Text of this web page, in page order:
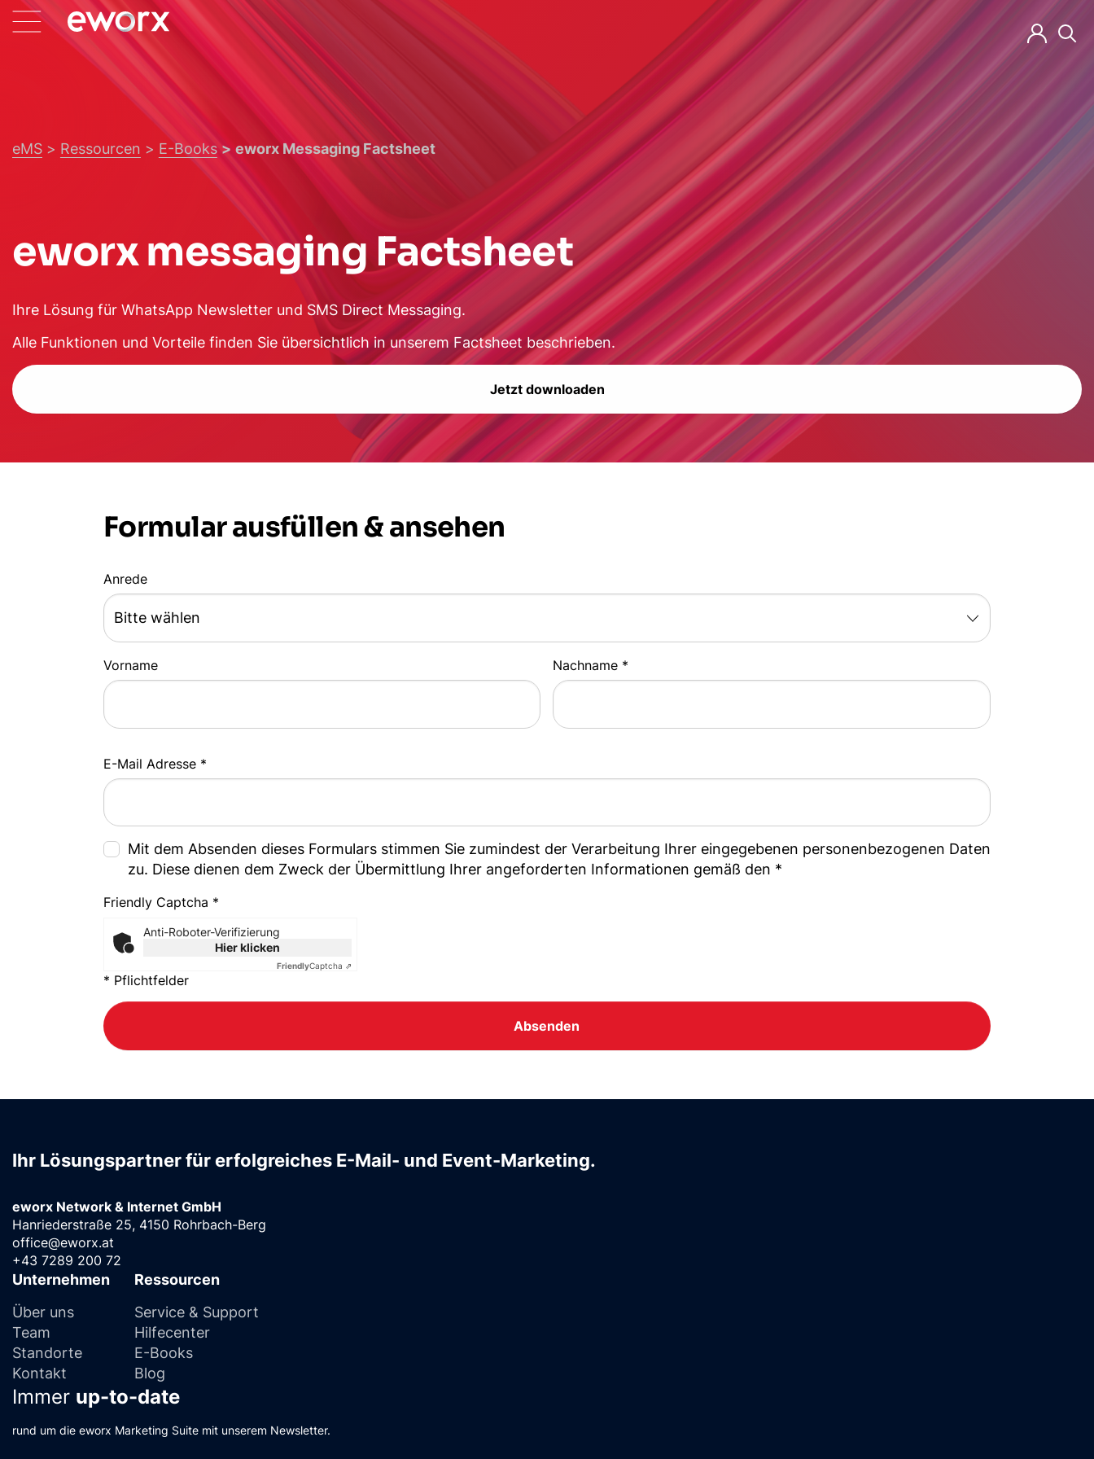
eMS Ressourcen E-Books eworx Messaging Factsheet
eworx messaging Factsheet
Ihre Lösung für WhatsApp Newsletter und SMS Direct Messaging.
Alle Funktionen und Vorteile finden Sie übersichtlich in unserem Factsheet beschrieben.
Jetzt downloaden
Formular ausfüllen & ansehen
Anrede
Vorname Nachname *
E-Mail Adresse *
Mit dem Absenden dieses Formulars stimmen Sie zumindest der Verarbeitung Ihrer eingegebenen personenbezogenen Daten
zu. Diese dienen dem Zweck der Übermittlung Ihrer angeforderten Informationen gemäß den *
Friendly Captcha *
Anti-Roboter-Verifizierung
Hier klicken
FriendlyCaptcha ⇗
* Pflichtfelder
Absenden
Ihr Lösungspartner für erfolgreiches E-Mail- und Event-Marketing.
eworx Network & Internet GmbH
Hanriederstraße 25, 4150 Rohrbach-Berg
office@eworx.at
+43 7289 200 72
Unternehmen
Über uns
Team
Standorte
Kontakt
Ressourcen
Service & Support
Hilfecenter
E-Books
Blog
Immer up-to-date
rund um die eworx Marketing Suite mit unserem Newsletter.